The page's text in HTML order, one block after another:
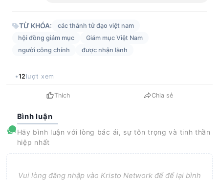
TỪ KHÓA:
các thánh tử đạo việt nam
hội đồng giám mục
Giám mục Việt Nam
người công chính
được nhận lãnh
12 lượt xem
Thích Chia sẻ
Bình luận
Hãy bình luận với lòng bác ái, sự tôn trọng và tinh thần
hiệp nhất
Vui lòng đăng nhập vào Kristo Network để để lại bình